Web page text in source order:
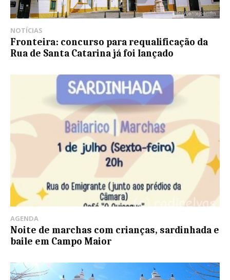
NOTÍCIAS
Fronteira: concurso para requalificação da
Rua de Santa Catarina já foi lançado
AGENDA
Noite de marchas com crianças, sardinhada e
baile em Campo Maior